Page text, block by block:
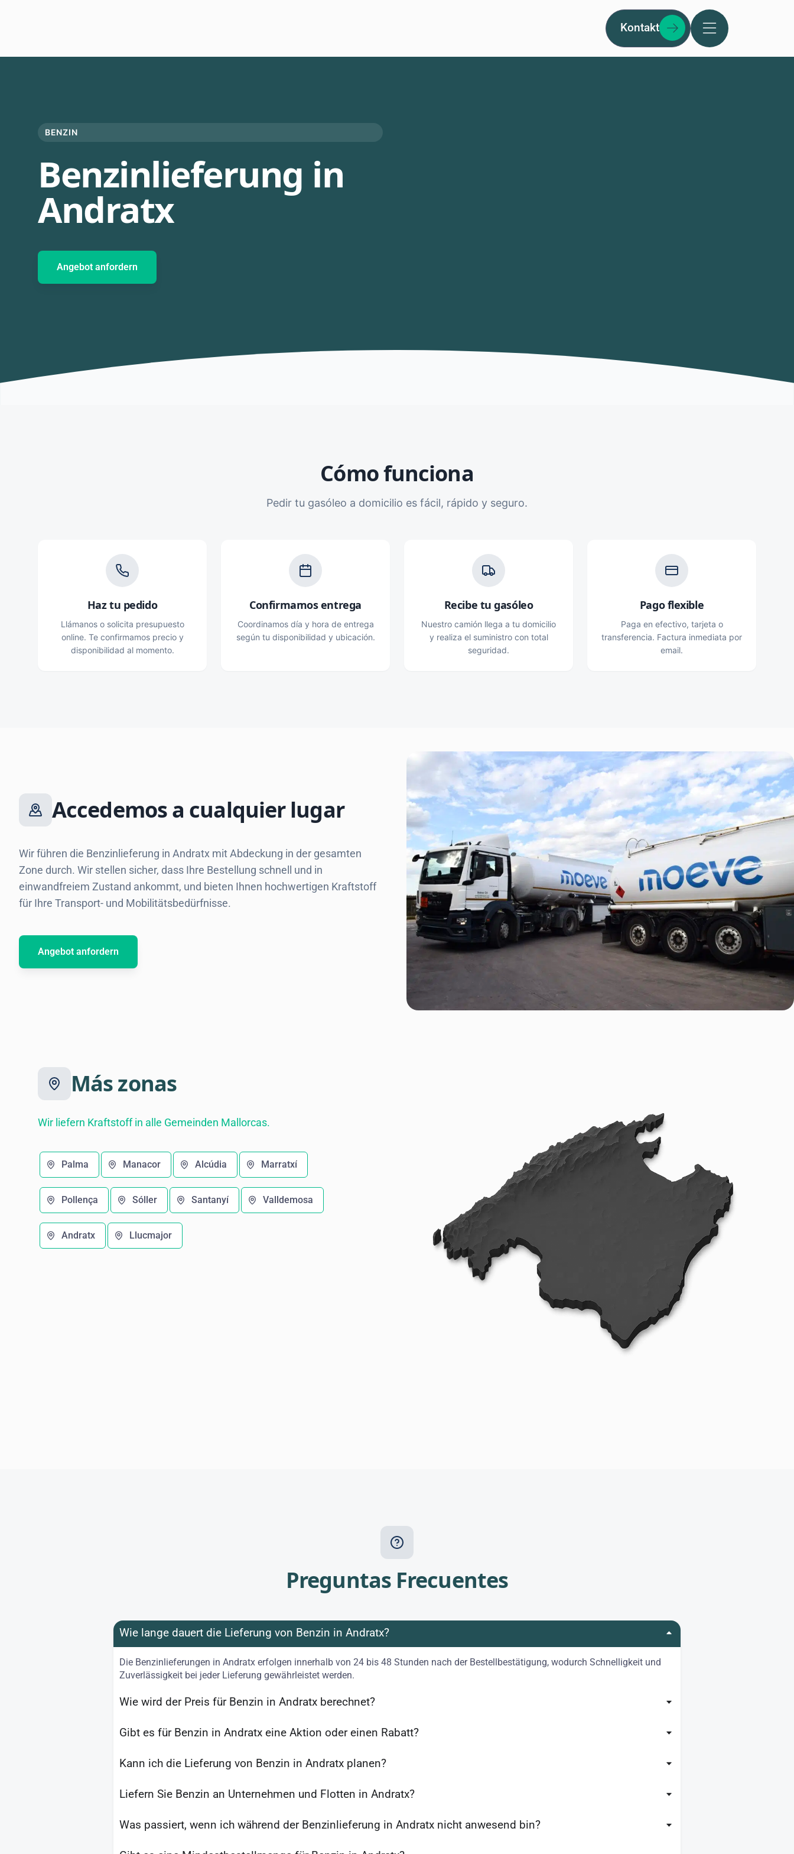
Kontakt
BENZIN
Benzinlieferung in
Andratx
Angebot anfordern
Cómo funciona
Pedir tu gasóleo a domicilio es fácil, rápido y seguro.
Haz tu pedido
Llámanos o solicita presupuesto
online. Te confirmamos precio y
disponibilidad al momento.
Confirmamos entrega
Coordinamos día y hora de entrega
según tu disponibilidad y ubicación.
Recibe tu gasóleo
Nuestro camión llega a tu domicilio
y realiza el suministro con total
seguridad.
Pago flexible
Paga en efectivo, tarjeta o
transferencia. Factura inmediata por
email.
Accedemos a cualquier lugar
Wir führen die Benzinlieferung in Andratx mit Abdeckung in der gesamten
Zone durch. Wir stellen sicher, dass Ihre Bestellung schnell und in
einwandfreiem Zustand ankommt, und bieten Ihnen hochwertigen Kraftstoff
für Ihre Transport- und Mobilitätsbedürfnisse.
Angebot anfordern
Más zonas
Wir liefern Kraftstoff in alle Gemeinden Mallorcas.
Palma Manacor Alcúdia Marratxí
Pollença Sóller Santanyí Valldemosa
Andratx Llucmajor
Preguntas Frecuentes
Wie lange dauert die Lieferung von Benzin in Andratx?
Die Benzinlieferungen in Andratx erfolgen innerhalb von 24 bis 48 Stunden nach der Bestellbestätigung, wodurch Schnelligkeit und
Zuverlässigkeit bei jeder Lieferung gewährleistet werden.
Wie wird der Preis für Benzin in Andratx berechnet?
Gibt es für Benzin in Andratx eine Aktion oder einen Rabatt?
Kann ich die Lieferung von Benzin in Andratx planen?
Liefern Sie Benzin an Unternehmen und Flotten in Andratx?
Was passiert, wenn ich während der Benzinlieferung in Andratx nicht anwesend bin?